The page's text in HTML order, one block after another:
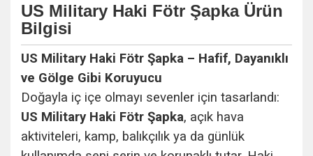
US Military Haki Fötr ŞapkaÜrün
Bilgisi
US Military Haki Fötr Şapka – Hafif, Dayanıklı
ve Gölge Gibi Koruyucu
Doğayla iç içe olmayı sevenler için tasarlandı:
US Military Haki Fötr Şapka, açık hava
aktiviteleri, kamp, balıkçılık ya da günlük